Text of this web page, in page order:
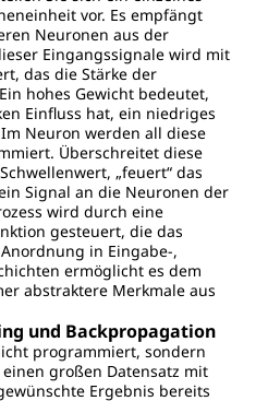
vor. Es empfängt
Neuronen aus der
Eingangssignale wird mit
das die Stärke der
hohes Gewicht bedeutet,
Einfluss hat, ein niedriges
Neuron werden all diese
Überschreitet diese
„feuert“ das
Signal an die Neuronen der
wird durch eine
gesteuert, die das
in Eingabe-,
ermöglicht es dem
abstraktere Merkmale aus
und Backpropagation
programmiert, sondern
großen Datensatz mit
Ergebnis bereits